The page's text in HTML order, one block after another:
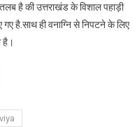
है की उत्तराखंड के विशाल पहाड़ी
है.साथ ही वनाग्नि से निपटने के लिए
है।